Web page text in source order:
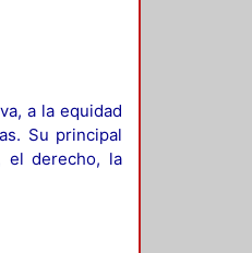
a la equidad
Su principal
el derecho, la